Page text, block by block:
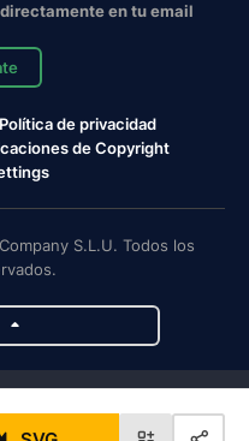
en tu email
Política de privacidad
de Copyright
S.L.U. Todos los